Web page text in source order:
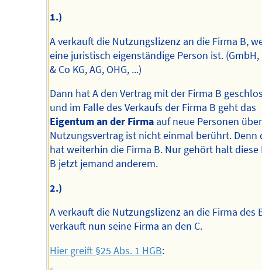
1.)
A verkauft die Nutzungslizenz an die Firma B,
eine juristisch eigenständige Person ist. (GmbH,
& Co KG, AG, OHG, ...)
Dann hat A den Vertrag mit der Firma B
und im Falle des Verkaufs der Firma B geht das
Eigentum an der Firmaauf neue Personen
Nutzungsvertrag ist nicht einmal berührt. Denn
hat weiterhin die Firma B. Nur gehört halt diese
B jetzt jemand anderem.
2.)
A verkauft die Nutzungslizenz an die Firma des
verkauft nun seine Firma an den C.
Hier greift §25 Abs. 1 HGB: